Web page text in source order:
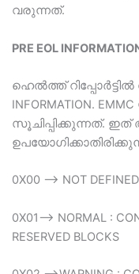
വരുന്നത്.
PRE EOL
ഹെൽത്ത്
INFORMATION.
സൂചിപ്പിക്കുന്നത്.
0X00 –> NOT DEFINED
0X01–> NORMAL :
RESERVED BLOCKS